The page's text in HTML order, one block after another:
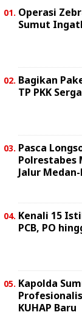
Operasi
Sumut
Bagikan
TP PKK
Pasca
Polrestabes
Jalur
Kenali 15
PCB, PO
Kapolda
KUHAP Baru